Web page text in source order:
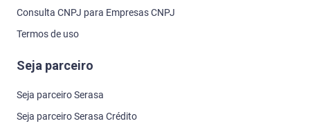
Consulta CNPJ para Empresas CNPJ
Termos de uso
Seja parceiro
Seja parceiro Serasa
Seja parceiro Serasa Crédito